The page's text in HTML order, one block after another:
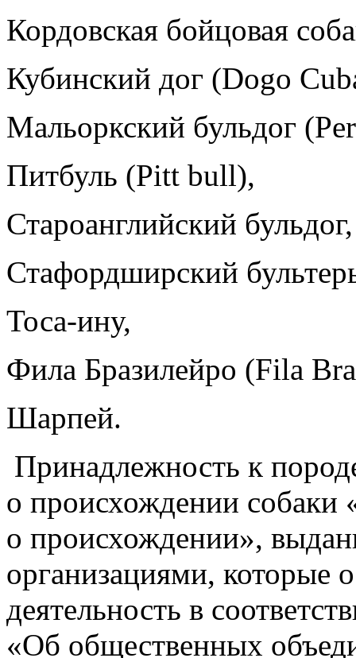
Кордовская бойцовая
Кубинский дог (Dogo
Мальоркский бульдог
Питбуль (Pitt bull),
Староанглийский бульдог,
Стафордширский
Тоса-ину,
Фила Бразилейро (Fila
Шарпей.
Принадлежность к
о происхождении собаки
о происхождении»,
организациями, которые
деятельность в
«Об общественных